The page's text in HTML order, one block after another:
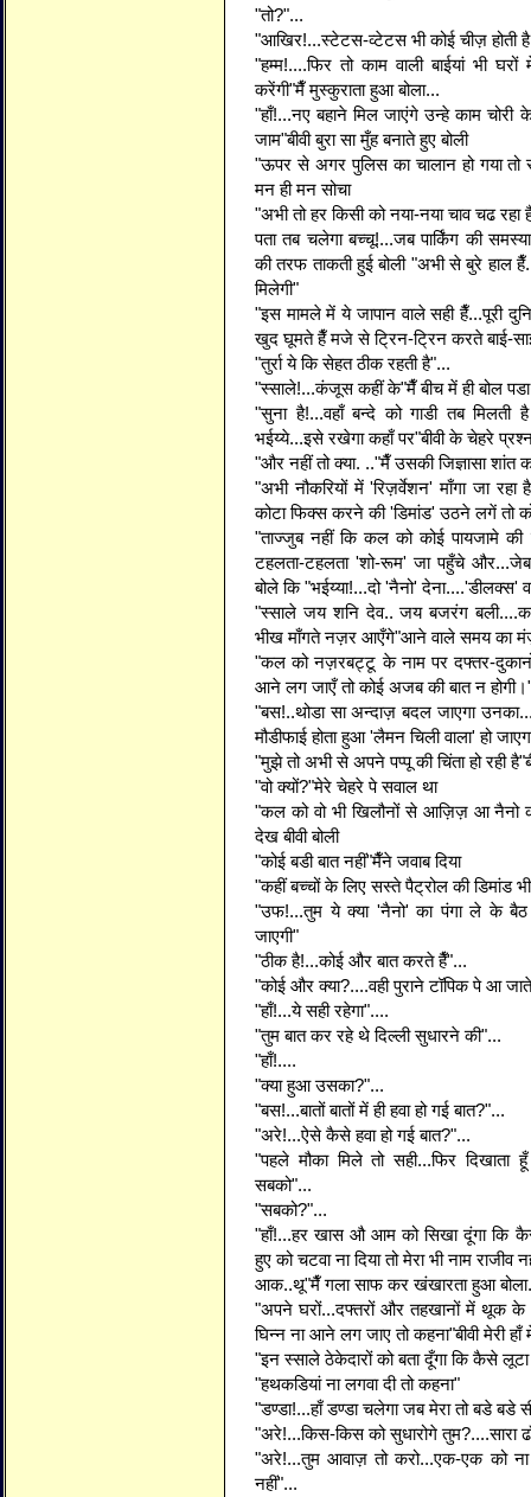
"तो?"...
"आखिर!...स्टेटस-व्टेटस भी कोई चीज़ होती
"हम्म!....फिर तो काम वाली बाईयां भी
करेंगी"मैँ मुस्कुराता हुआ बोला...
"हाँ!...नए बहाने मिल जाएंगे उन्हे काम
जाम"बीवी बुरा सा मुँह बनाते हुए बोली
"ऊपर से अगर पुलिस का चालान हो गया तो
मन ही मन सोचा
"अभी तो हर किसी को नया-नया चाव चढ रहा
पता तब चलेगा बच्चू!...जब पार्किंग की
की तरफ ताकती हुई बोली "अभी से बुरे
मिलेगी"
"इस मामले में ये जापान वाले सही हैँ...पूरी
खुद घूमते हैँ मजे से ट्रिन-ट्रिन करते बाई-
"तुर्रा ये कि सेहत ठीक रहती है"...
"स्साले!...कंजूस कहीं के"मैँ बीच में ही बोल पडा
"सुना है!...वहाँ बन्दे को गाडी तब
भईय्ये...इसे रखेगा कहाँ पर"बीवी के चेहरे
"और नहीं तो क्या. .."मैँ उसकी जिज्ञासा शांत
"अभी नौकरियों में 'रिज़र्वेशन' माँगा जा
कोटा फिक्स करने की 'डिमांड' उठने लगें तो
"ताज्जुब नहीं कि कल को कोई पायजामे
टहलता-टहलता 'शो-रूम' जा पहुँचे
बोले कि "भईय्या!...दो 'नैनो' देना....'डीलक्स'
"स्साले जय शनि देव.. जय बजरंग बली....का
भीख माँगते नज़र आएँगे"आने वाले समय का
"कल को नज़रबट्टू के नाम पर दफ्तर-दुकानों
आने लग जाएँ तो कोई अजब की बात न
"बस!..थोडा सा अन्दाज़ बदल जाएगा
मौडीफाई होता हुआ 'लैमन चिली वाला' हो
"मुझे तो अभी से अपने पप्पू की चिंता हो रही
"वो क्यों?"मेरे चेहरे पे सवाल था
"कल को वो भी खिलौनों से आज़िज़ आ नैनो
देख बीवी बोली
"कोई बडी बात नहीं"मैँने जवाब दिया
"कहीं बच्चों के लिए सस्ते पैट्रोल की डिमांड
"उफ!...तुम ये क्या 'नैनो' का पंगा ले के
जाएगी"
"ठीक है!...कोई और बात करते हैँ"...
"कोई और क्या?....वही पुराने टॉपिक पे आ
"हाँ!...ये सही रहेगा"....
"तुम बात कर रहे थे दिल्ली सुधारने की"...
"हाँ!....
"क्या हुआ उसका?"...
"बस!...बातों बातों में ही हवा हो गई बात?"...
"अरे!...ऐसे कैसे हवा हो गई बात?"...
"पहले मौका मिले तो सही...फिर
सबको"...
"सबको?"...
"हाँ!...हर खास औ आम को सिखा दूंगा कि
हुए को चटवा ना दिया तो मेरा भी नाम राजीव
आक..थू"मैँ गला साफ कर खंखारता हुआ
"अपने घरों...दफ्तरों और तहखानों में थूक के
घिन्न ना आने लग जाए तो कहना"बीवी मेरी हाँ
"इन स्साले ठेकेदारों को बता दूँगा कि कैसे
"हथकडियां ना लगवा दी तो कहना"
"डण्डा!...हाँ डण्डा चलेगा जब मेरा तो बडे बडे
"अरे!...किस-किस को सुधारोगे तुम?....सारा
"अरे!...तुम आवाज़ तो करो...एक-एक को ना
नहीं"...